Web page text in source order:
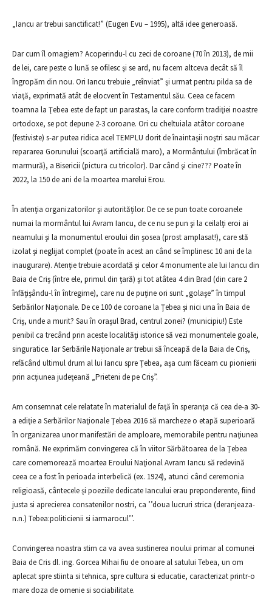
„Iancu ar trebui sanctificat!” (Eugen Evu – 1995), altă idee generoasă.
Dar cum îl omagiem? Acoperindu-l cu zeci de coroane (70 în 2013), de mii
de lei, care peste o lună se ofilesc şi se ard, nu facem altceva decât să îl
îngropăm din nou. Ori Iancu trebuie „reînviat” şi urmat pentru pilda sa de
viaţă, exprimată atât de elocvent în Testamentul său. Ceea ce facem
toamna la Ţebea este de fapt un parastas, la care conform tradiţiei noastre
ortodoxe, se pot depune 2-3 coroane. Ori cu cheltuiala atâtor coroane
(festiviste) s-ar putea ridica acel TEMPLU dorit de înaintaşii noştri sau măcar
repararea Gorunului (scoarţă artificială maro), a Mormântului (îmbrăcat în
marmură), a Bisericii (pictura cu tricolor). Dar când şi cine??? Poate în
2022, la 150 de ani de la moartea marelui Erou.
În atenţia organizatorilor şi autorităţilor. De ce se pun toate coroanele
numai la mormântul lui Avram Iancu, de ce nu se pun şi la ceilalţi eroi ai
neamului şi la monumentul eroului din şosea (prost amplasat!), care stă
izolat şi neglijat complet (poate în acest an când se împlinesc 10 ani de la
inaugurare). Atenţie trebuie acordată şi celor 4 monumente ale lui Iancu din
Baia de Criş (între ele, primul din ţară) şi tot atâtea 4 din Brad (din care 2
înfăţişându-l în întregime), care nu de puţine ori sunt „golaşe” în timpul
Serbărilor Naţionale. De ce 100 de coroane la Ţebea şi nici una în Baia de
Criş, unde a murit? Sau în oraşul Brad, centrul zonei? (municipiu!) Este
penibil ca trecând prin aceste localităţi istorice să vezi monumentele goale,
singuratice. Iar Serbările Naţionale ar trebui să înceapă de la Baia de Criş,
refăcând ultimul drum al lui Iancu spre Ţebea, aşa cum făceam cu pionierii
prin acţiunea judeţeană „Prieteni de pe Criş”.
Am consemnat cele relatate în materialul de faţă în speranţa că cea de-a 30-
a ediţie a Serbărilor Naţionale Ţebea 2016 să marcheze o etapă superioară
în organizarea unor manifestări de amploare, memorabile pentru naţiunea
română. Ne exprimăm convingerea că în viitor Sărbătoarea de la Ţebea
care comemorează moartea Eroului Naţional Avram Iancu să redevină
ceea ce a fost în perioada interbelică (ex. 1924), atunci când ceremonia
religioasă, cântecele şi poeziile dedicate Iancului erau preponderente, fiind
justa si aprecierea consatenilor nostri, ca ’’doua lucruri strica (deranjeaza-
n.n.) Tebea:politicienii si iarmarocul’’.
Convingerea noastra stim ca va avea sustinerea noului primar al comunei
Baia de Cris dl. ing. Gorcea Mihai fiu de onoare al satului Tebea, un om
aplecat spre stiinta si tehnica, spre cultura si educatie, caracterizat printr-o
mare doza de omenie si sociabilitate.